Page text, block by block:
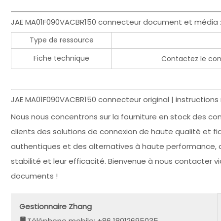
JAE MA01F090VACBR150 connecteur document et média :
Type de ressource
Fiche technique
Contactez le
JAE MA01F090VACBR150 connecteur original |
Nous nous concentrons sur la fourniture en stock des
clients des solutions de connexion de haute qualité et
authentiques et des alternatives à haute performance,
stabilité et leur efficacité. Bienvenue à nous contacter
documents !
Gestionnaire Zhang